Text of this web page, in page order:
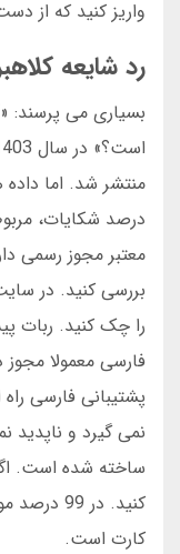
واریز کنید که از
رد شایعه
بسیاری می پرسند:
درصد شکایات،
معتبر مجوز رسمی
بررسی کنید. در
را چک کنید. ربات
فارسی معمولا مجوز
پشتیبانی فارسی
نمی گیرد و
ساخته شده است.
کنید. در
کارت است.